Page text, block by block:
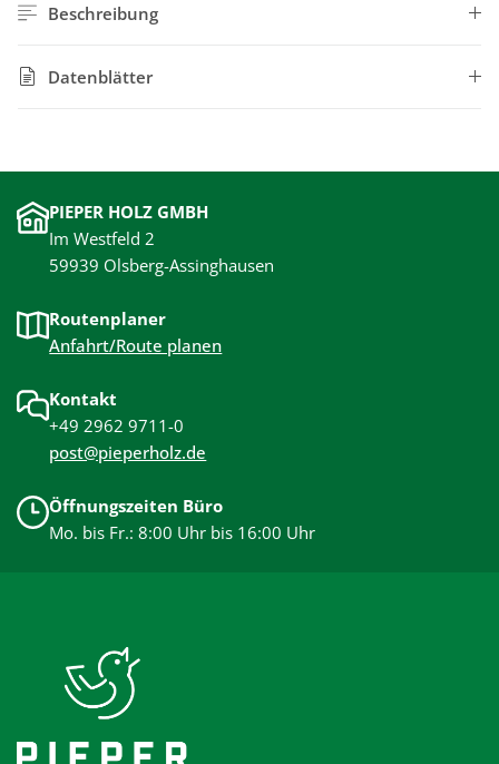
Beschreibung
Datenblätter
PIEPER HOLZ GMBH
Im Westfeld 2
59939 Olsberg-Assinghausen
Routenplaner
Anfahrt/Route planen
Kontakt
+49 2962 9711-0
post@pieperholz.de
Öffnungszeiten Büro
Mo. bis Fr.: 8:00 Uhr bis 16:00 Uhr